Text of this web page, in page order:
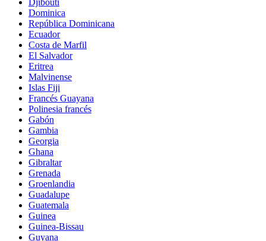
Djibouti
Dominica
República Dominicana
Ecuador
Costa de Marfil
El Salvador
Eritrea
Malvinense
Islas Fiji
Francés Guayana
Polinesia francés
Gabón
Gambia
Georgia
Ghana
Gibraltar
Grenada
Groenlandia
Guadalupe
Guatemala
Guinea
Guinea-Bissau
Guyana